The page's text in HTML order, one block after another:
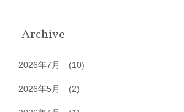
Archive
2026年7月 (10)
2026年5月 (2)